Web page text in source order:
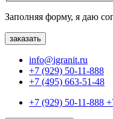
Заполняя форму, я даю
info@igranit.ru
+7 (929) 50-11-888
+7 (495) 663-51-48
+7 (929) 50-11-888